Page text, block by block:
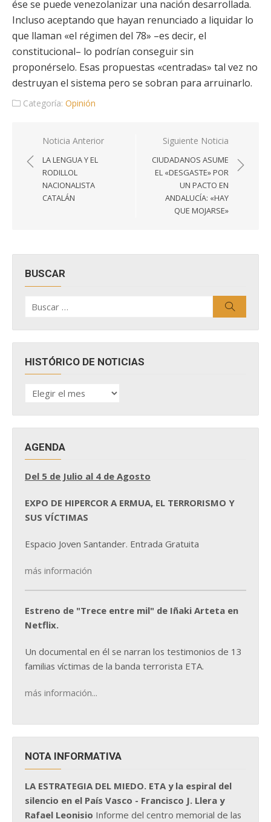
ése se puede venezolanizar una nación desarrollada.
Incluso aceptando que hayan renunciado a liquidar lo
que llaman «el régimen del 78» –es decir, el
constitucional– lo podrían conseguir sin
proponérselo. Esas propuestas «centradas» tal vez no
destruyan el sistema pero se sobran para arruinarlo.
Categoría: Opinión
Navegación
de
entradas
Noticia Anterior
LA LENGUA Y EL
RODILLOL
NACIONALISTA
CATALÁN
Siguiente Noticia
CIUDADANOS ASUME
EL «DESGASTE» POR
UN PACTO EN
ANDALUCÍA: «HAY
QUE MOJARSE»
BUSCAR
por:
HISTÓRICO DE NOTICIAS
HISTÓRICO
DE
AGENDA
Del 5 de Julio al 4 de Agosto
EXPO DE HIPERCOR A ERMUA, EL TERRORISMO Y
SUS VÍCTIMAS
Espacio Joven Santander. Entrada Gratuita
más información
Estreno de "Trece entre mil" de Iñaki Arteta en
Netflix.
Un documental en él se narran los testimonios de 13
familias víctimas de la banda terrorista ETA.
más información...
NOTA INFORMATIVA
LA ESTRATEGIA DEL MIEDO. ETA y la espiral del
silencio en el País Vasco - Francisco J. Llera y
Rafael Leonisio Informe del centro memorial de las